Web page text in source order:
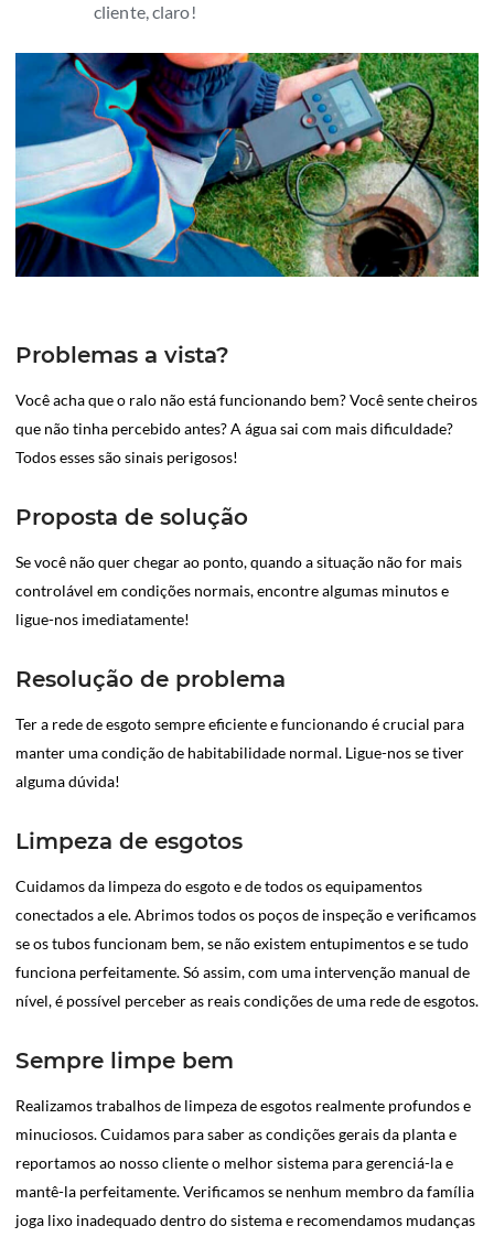
cliente, claro!
Problemas a vista?
Você acha que o ralo não está funcionando bem? Você sente cheiros
que não tinha percebido antes? A água sai com mais dificuldade?
Todos esses são sinais perigosos!
Proposta de solução
Se você não quer chegar ao ponto, quando a situação não for mais
controlável em condições normais, encontre algumas minutos e
ligue-nos imediatamente!
Resolução de problema
Ter a rede de esgoto sempre eficiente e funcionando é crucial para
manter uma condição de habitabilidade normal. Ligue-nos se tiver
alguma dúvida!
Limpeza de esgotos
Cuidamos da limpeza do esgoto e de todos os equipamentos
conectados a ele. Abrimos todos os poços de inspeção e verificamos
se os tubos funcionam bem, se não existem entupimentos e se tudo
funciona perfeitamente. Só assim, com uma intervenção manual de
nível, é possível perceber as reais condições de uma rede de esgotos.
Sempre limpe bem
Realizamos trabalhos de limpeza de esgotos realmente profundos e
minuciosos. Cuidamos para saber as condições gerais da planta e
reportamos ao nosso cliente o melhor sistema para gerenciá-la e
mantê-la perfeitamente. Verificamos se nenhum membro da família
joga lixo inadequado dentro do sistema e recomendamos mudanças